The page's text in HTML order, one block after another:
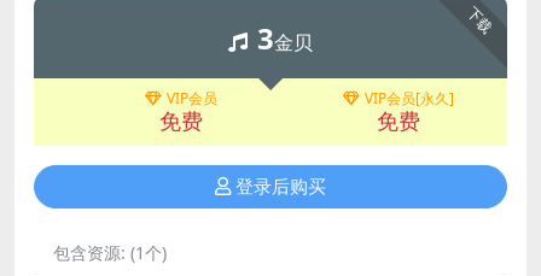
下载
3金贝
VIP会员
免费
VIP会员[永久]
免费
登录后购买
包含资源: (1个)